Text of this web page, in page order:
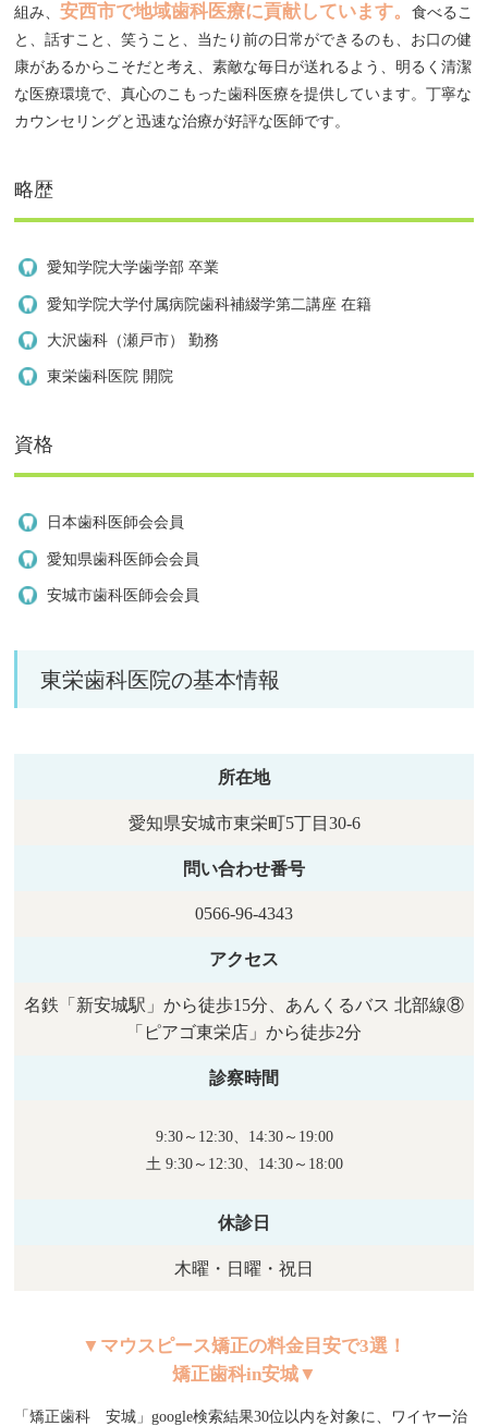
組み、安西市で地域歯科医療に貢献しています。食べるこ
と、話すこと、笑うこと、当たり前の日常ができるのも、お口の健
康があるからこそだと考え、素敵な毎日が送れるよう、明るく清潔
な医療環境で、真心のこもった歯科医療を提供しています。丁寧な
カウンセリングと迅速な治療が好評な医師です。
略歴
愛知学院大学歯学部 卒業
愛知学院大学付属病院歯科補綴学第二講座 在籍
大沢歯科（瀬戸市） 勤務
東栄歯科医院 開院
資格
日本歯科医師会会員
愛知県歯科医師会会員
安城市歯科医師会会員
東栄歯科医院の基本情報
所在地
愛知県安城市東栄町5丁目30-6
問い合わせ番号
0566-96-4343
アクセス
名鉄「新安城駅」から徒歩15分、あんくるバス 北部線⑧
「ピアゴ東栄店」から徒歩2分
診察時間
9:30～12:30、14:30～19:00
土 9:30～12:30、14:30～18:00
休診日
木曜・日曜・祝日
▼マウスピース矯正の料金目安で3選！
矯正歯科in安城▼
「矯正歯科 安城」google検索結果30位以内を対象に、ワイヤー治